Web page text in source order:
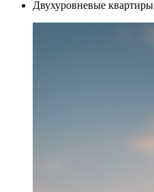
Двухуровневые квартиры